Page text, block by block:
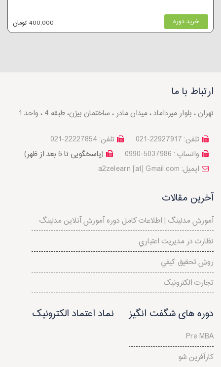
خرید دوره 400,000 تومان
ارتباط با ما
تهران ، بلوار میرداماد ، میدان مادر ، ساختمان بیژن، طبقه 4 ، واحد 1
تلفن: 22227854-021
تلفن: 22927917-021
(پاسخگویی تا 5 بعد از ظهر)
واتساپ : 5037986-0990
a2zelearn [at] Gmail.com :ایمیل
آخرین مقالات
آموزش مدلینگ | اطلاعات کامل دوره آموزش آنلاین مدلینگ
نظارت در مديريت اعتباري
روش تحقيق كيفي
تجارت الکترونیک
دوره های شگفت انگیز
Pre MBA
کارآفرین شو
نماد اعتماد الکترونیک